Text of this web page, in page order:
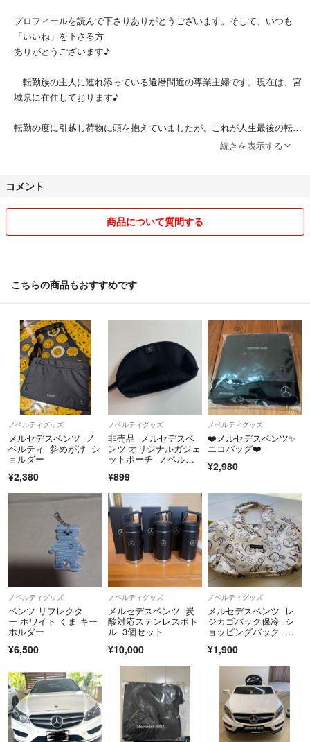
プロフィールを読んで下さりありがとうございます。そして、いつも
「いいね」を下さる方
ありがとうございます♪
転勤族の主人に連れ添っている還暦間近の専業主婦です。現在は、宮
城県に在住しております♪
転勤の度に引越し荷物に頭を抱えていましたが、これが人生最後の転勤
思い出は沢山あるけど「あの世までは持って行けない！」この言葉をス
主にクローゼットに眠っているファッション、雑誌、主人のゴルフ用
基本、発送は郵便局を利用しています。
お取引きが週末になると
ません。）
ご理解の程よろしくお願い致します♪
ご縁がありましたら誠心誠意対応し、気持ちの良いお取引が出来るよう
に心掛けたいと思っています。
たま〜に気まぐれで価格改定しておりま〜す！
※外装材にショッパーズバッグなど使用する場合があります。
続きを表示する
コメント
商品について質問する
こちらの商品もおすすめです
ノベルティグッズ
メルセデスベンツ ノ
ベルティ 斜めがけ シ
ョルダー
¥2,380
ノベルティグッズ
非売品 メルセデスベ
ンツ オリジナルガジェ
ットポーチ ノベルテ
¥899
ノベルティグッズ
❤️メルセデスベンツ✨
エコバッグ❤️
¥2,980
ノベルティグッズ
ベンツ リフレクタ
ー ホワイト くま キー
ホルダー
¥6,500
ノベルティグッズ
メルセデスベンツ 炭
酸対応ステンレスボト
ル 3個セット
¥10,000
ノベルティグッズ
メルセデスベンツ レ
ジカゴバック保冷 シ
ョッピングバック エ
¥1,900